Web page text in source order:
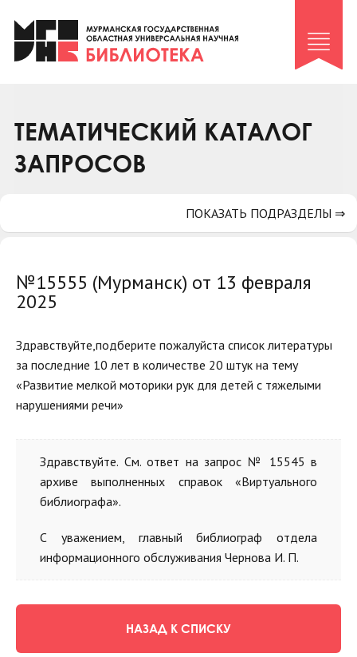
Клуб «Гиря и сельдерей»
Клуб «Семейный архив»
Коллегам
Контакты
ТЕМАТИЧЕСКИЙ КАТАЛОГ
ЗАПРОСОВ
№15555 (Мурманск) от 13 февраля
2025
Здравствуйте,подберите пожалуйста список литературы
за последние 10 лет в количестве 20 штук на тему
«Развитие мелкой моторики рук для детей с тяжелыми
нарушениями речи»
Здравствуйте. См. ответ на запрос № 15545 в
архиве выполненных справок «Виртуального
библиографа».
С уважением, главный библиограф отдела
информационного обслуживания Чернова И. П.
НАЗАД К СПИСКУ
ПОКАЗАТЬ ПОДРАЗДЕЛЫ ⇒